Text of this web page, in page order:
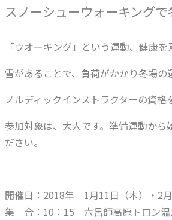
スノーシューウォーキングで
「ウオーキング」という運動、健康
雪があることで、負荷がかかり冬場の
ノルディックインストラクターの資格
参加対象は、大人です。準備運動か
ださい。
開催日：2018年 1月11日（木）・2月
集 合：10：15 六呂師高原トロン温